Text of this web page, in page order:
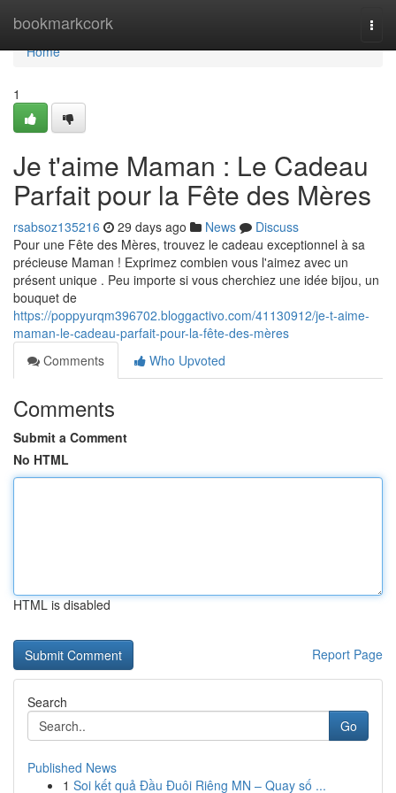
bookmarkcork
Home
Home
1
Je t'aime Maman : Le Cadeau
Parfait pour la Fête des Mères
rsabsoz135216 29 days ago News
Discuss
Pour une Fête des Mères, trouvez le cadeau exceptionnel à sa
précieuse Maman ! Exprimez combien vous l'aimez avec un
présent unique . Peu importe si vous cherchiez une idée bijou, un
bouquet de
https://poppyurqm396702.bloggactivo.com/41130912/je-t-aime-
maman-le-cadeau-parfait-pour-la-fête-des-mères
Comments
Who Upvoted
Comments
Submit a Comment
No HTML
HTML is disabled
Report Page
Search
Go
Published News
1 Soi kết quả Đầu Đuôi Riêng MN – Quay số ...